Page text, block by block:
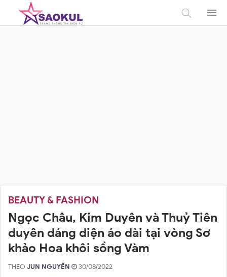
BEAUTY & FASHION
Ngọc Châu, Kim Duyên và Thuỷ Tiên
duyên dáng diện áo dài tại vòng Sơ
khảo Hoa khôi sồng Vàm
THEO JUN NGUYỄN 30/08/2022